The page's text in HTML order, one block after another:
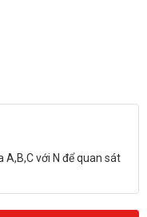
A,B,C với N để quan sát